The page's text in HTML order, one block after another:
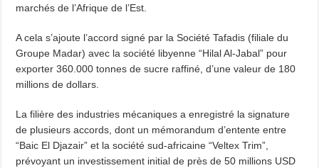
marchés de l’Afrique de l’Est.
A cela s’ajoute l’accord signé par la Société Tafadis (filiale du
Groupe Madar) avec la société libyenne “Hilal Al-Jabal” pour
exporter 360.000 tonnes de sucre raffiné, d’une valeur de 180
millions de dollars.
La filière des industries mécaniques a enregistré la signature
de plusieurs accords, dont un mémorandum d’entente entre
“Baic El Djazair” et la société sud-africaine “Veltex Trim”,
prévoyant un investissement initial de près de 50 millions USD